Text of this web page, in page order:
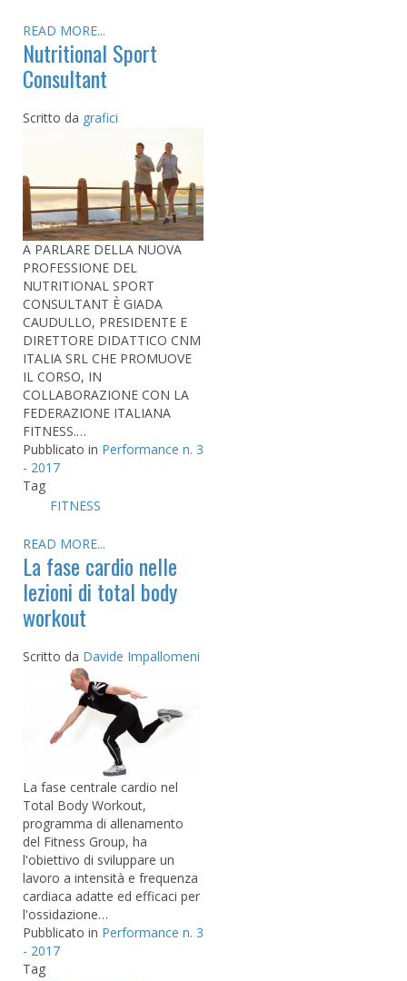
READ MORE...
Nutritional Sport
Consultant
Scritto da grafici
A PARLARE DELLA NUOVA
PROFESSIONE DEL
NUTRITIONAL SPORT
CONSULTANT È GIADA
CAUDULLO, PRESIDENTE E
DIRETTORE DIDATTICO CNM
ITALIA SRL CHE PROMUOVE
IL CORSO, IN
COLLABORAZIONE CON LA
FEDERAZIONE ITALIANA
FITNESS.…
Pubblicato in Performance n. 3
- 2017
Tag
FITNESS
READ MORE...
La fase cardio nelle
lezioni di total body
workout
Scritto da Davide Impallomeni
La fase centrale cardio nel
Total Body Workout,
programma di allenamento
del Fitness Group, ha
l'obiettivo di sviluppare un
lavoro a intensità e frequenza
cardiaca adatte ed efficaci per
l'ossidazione…
Pubblicato in Performance n. 3
- 2017
Tag